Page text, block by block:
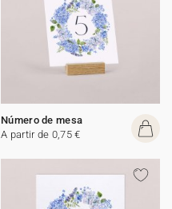
Número de mesa
A partir de 0,75 €